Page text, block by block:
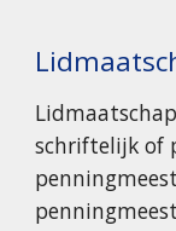
schriftelijk of